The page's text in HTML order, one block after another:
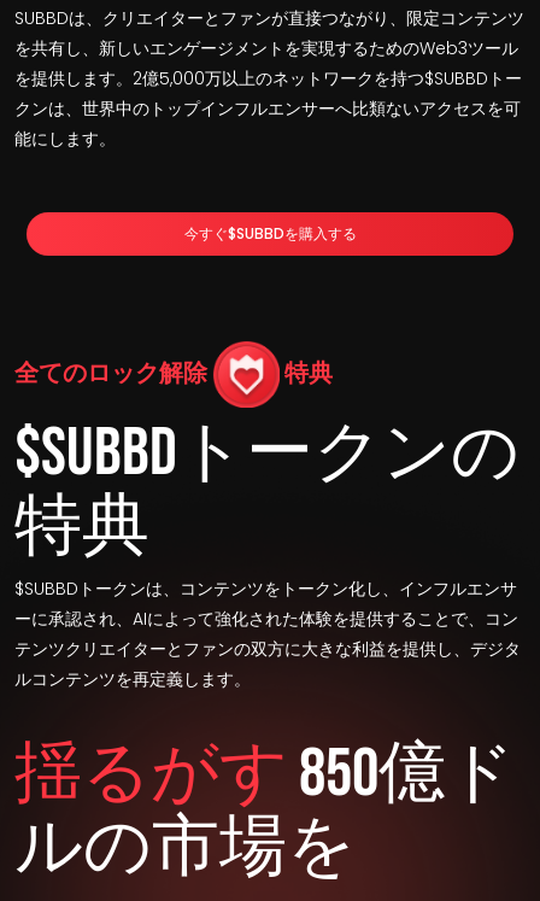
SUBBDは、クリエイターとファンが直接つながり、限定コンテンツ
を共有し、新しいエンゲージメントを実現するためのWeb3ツール
を提供します。2億5,000万以上のネットワークを持つ$SUBBDトー
クンは、世界中のトップインフルエンサーへ比類ないアクセスを可
能にします。
今すぐ$SUBBDを購入する
全てのロック解除 特典
$SUBBDトークンの
特典
$SUBBDトークンは、コンテンツをトークン化し、インフルエンサ
ーに承認され、AIによって強化された体験を提供することで、コン
テンツクリエイターとファンの双方に大きな利益を提供し、デジタ
ルコンテンツを再定義します。
揺るがす 850億ド
ルの市場を